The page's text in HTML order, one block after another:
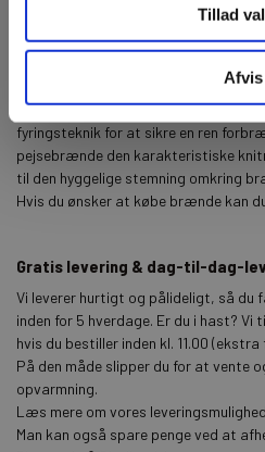
Tillad
Afvis
indhold af aske og fugt, hvilket
hver anvendelse. Derimod kan
samlede udgifter. Selvom
skånsomt mod miljøet end
fyringsteknik for at sikre en ren
pejsebrænde den karakteristiske
til den hyggelige stemning omkring
Hvis du ønsker at købe brænde kan
Gratis levering & dag-til-dag-
Vi leverer hurtigt og pålideligt, så
inden for 5 hverdage. Er du i hast?
hvis du bestiller inden kl. 11.00
På den måde slipper du for at vente
opvarmning.
Læs mere om vores
Man kan også spare penge ved at